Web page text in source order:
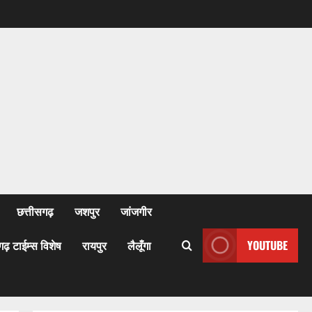
छत्तीसगढ़ जशपुर जांजगीर
टाईम्स विशेष रायपुर लैलूँगा YOUTUBE